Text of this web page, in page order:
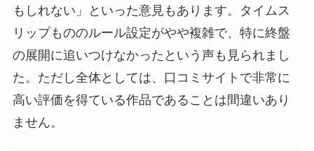
もしれない」といった意見もあります。タイムス
リップもののルール設定がやや複雑で、特に終盤
の展開に追いつけなかったという声も見られまし
た。ただし全体としては、口コミサイトで非常に
高い評価を得ている作品であることは間違いあり
ません。